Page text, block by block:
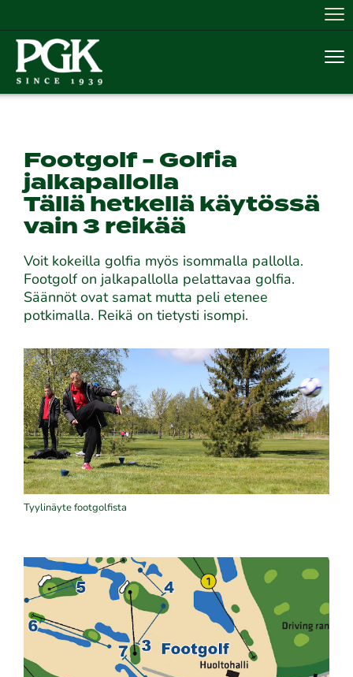
Footgolf - Golfia
jalkapallolla
​​​​​​​Tällä hetkellä käytössä
vain 3 reikää
Voit kokeilla golfia myös isommalla pallolla.
Footgolf on jalkapallolla pelattavaa golfia.
Säännöt ovat samat mutta peli etenee
potkimalla. Reikä on tietysti isompi.
Tyylinäyte footgolfista